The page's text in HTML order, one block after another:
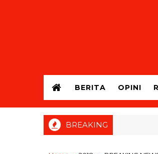
BERITA OPINI
BREAKING